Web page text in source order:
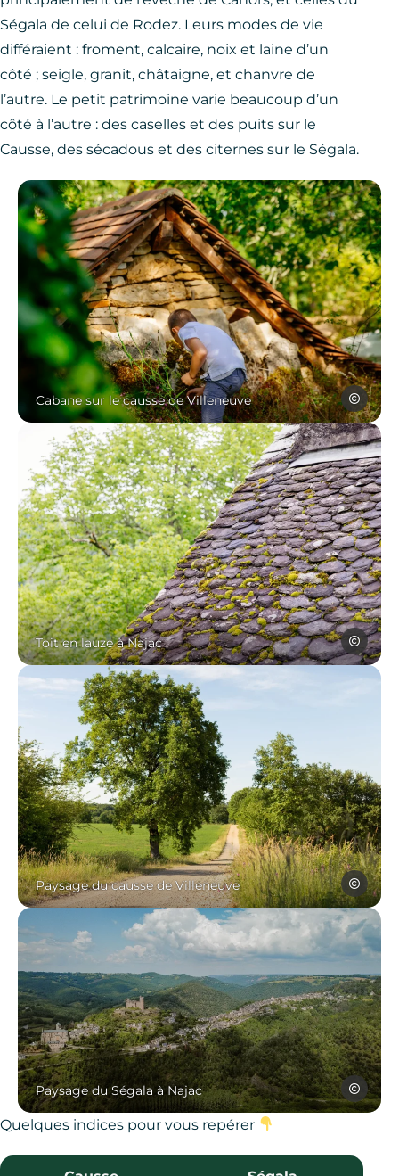
Ségala de celui de Rodez. Leurs modes de vie
différaient : froment, calcaire, noix et laine d’un
côté ; seigle, granit, châtaigne, et chanvre de
l’autre. Le petit patrimoine varie beaucoup d’un
côté à l’autre : des caselles et des puits sur le
Causse, des sécadous et des citernes sur le Ségala.
Cabane sur le causse de VilleneuveCabane sur le causse
Les
Toit en lauze à NajacToit en lauze à Najac, © Les Conteurs
Les
Paysage du causse de VilleneuveCausse de Villeneuve, ©
Aurélie
Paysage du Ségala à NajacNajac, paysage du Ségala, ©
Yves
Quelques indices pour vous repérer